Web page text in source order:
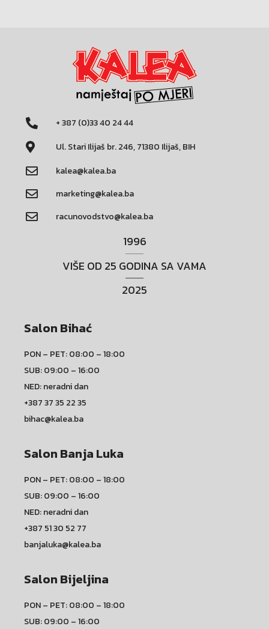
+ 387 (0)33 40 24 44
Ul. Stari Ilijaš br. 246, 71380 Ilijaš, BIH
kalea@kalea.ba
marketing@kalea.ba
racunovodstvo@kalea.ba
1996
VIŠE OD 25 GODINA SA VAMA
2025
Salon Bihać
PON – PET: 08:00 – 18:00
SUB: 09:00 – 16:00
NED: neradni dan
+387 37 35 22 35
bihac@kalea.ba
Salon Banja Luka
PON – PET: 08:00 – 18:00
SUB: 09:00 – 16:00
NED: neradni dan
+387 51 30 52 77
banjaluka@kalea.ba
Salon Bijeljina
PON – PET: 08:00 – 18:00
SUB: 09:00 – 16:00